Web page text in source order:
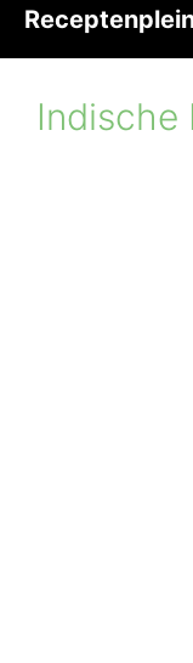
inhoudIndische